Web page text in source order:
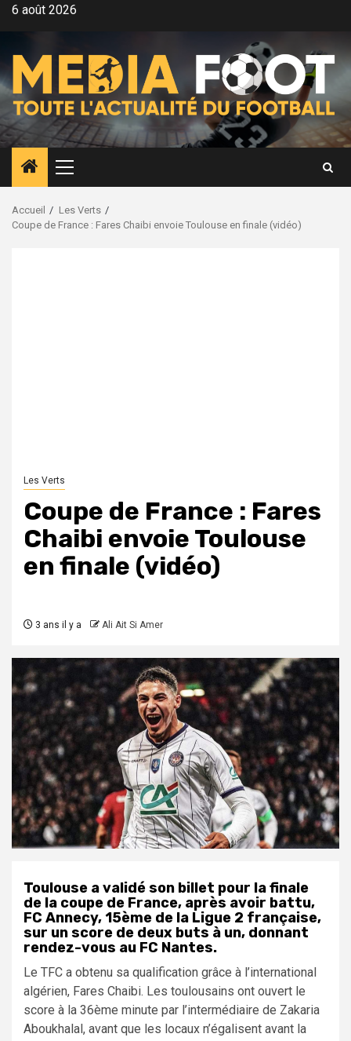
Aller6 août 2026
Menu
principal
Accueil
Les Verts
Coupe de France : Fares Chaibi envoie Toulouse en finale (vidéo)
Les Verts
Coupe de France : Fares
Chaibi envoie Toulouse
en finale (vidéo)
3 ans il y a Ali Ait Si Amer
Toulouse a validé son billet pour la finale
de la coupe de France, après avoir battu,
FC Annecy, 15ème de la Ligue 2 française,
sur un score de deux buts à un, donnant
rendez-vous au FC Nantes.
Le TFC a obtenu sa qualification grâce à l’international
algérien, Fares Chaibi. Les toulousains ont ouvert le
score à la 36ème minute par l’intermédiaire de Zakaria
Aboukhalal, avant que les locaux n’égalisent avant la